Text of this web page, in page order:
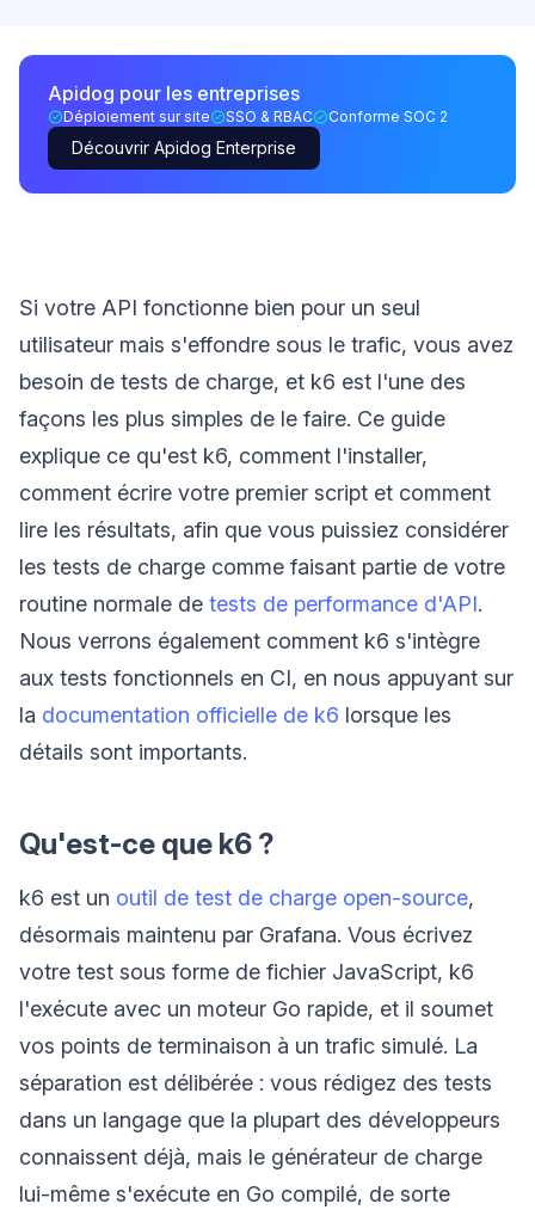
Apidog pour les entreprises
Déploiement sur site SSO & RBAC Conforme SOC 2
Découvrir Apidog Enterprise
Si votre API fonctionne bien pour un seul
utilisateur mais s'effondre sous le trafic, vous avez
besoin de tests de charge, et k6 est l'une des
façons les plus simples de le faire. Ce guide
explique ce qu'est k6, comment l'installer,
comment écrire votre premier script et comment
lire les résultats, afin que vous puissiez considérer
les tests de charge comme faisant partie de votre
routine normale de tests de performance d'API.
Nous verrons également comment k6 s'intègre
aux tests fonctionnels en CI, en nous appuyant sur
la documentation officielle de k6 lorsque les
détails sont importants.
Qu'est-ce que k6 ?
k6 est un outil de test de charge open-source,
désormais maintenu par Grafana. Vous écrivez
votre test sous forme de fichier JavaScript, k6
l'exécute avec un moteur Go rapide, et il soumet
vos points de terminaison à un trafic simulé. La
séparation est délibérée : vous rédigez des tests
dans un langage que la plupart des développeurs
connaissent déjà, mais le générateur de charge
lui-même s'exécute en Go compilé, de sorte